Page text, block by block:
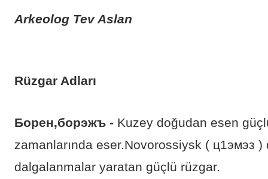
Arkeolog Tev Aslan
Rüzgar Adları
Борен,борэжъ - Kuzey doğudan esen
zamanlarında eser.Novorossiysk ( ц1эмэз
dalgalanmalar yaratan güçlü rüzgar.